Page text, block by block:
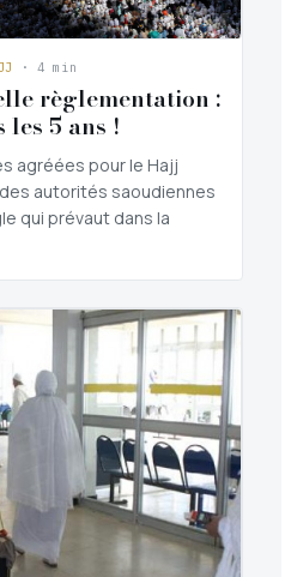
· 4 min
règlementation :
5 ans !
agréées pour le Hajj
autorités saoudiennes
qui prévaut dans la